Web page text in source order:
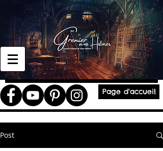
Page d'accueil
Post